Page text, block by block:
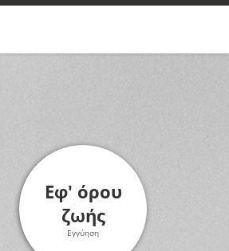
Εφ' όρου
ζωής
Εγγύηση